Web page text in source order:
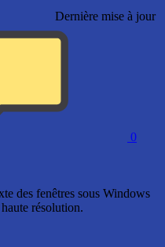
Dernière mise à jour
0
des fenêtres sous Windows
résolution.